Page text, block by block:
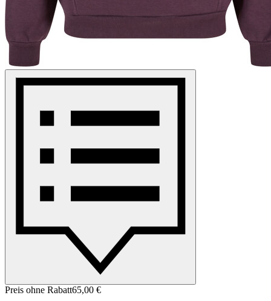
Preis ohne Rabatt65,00 €